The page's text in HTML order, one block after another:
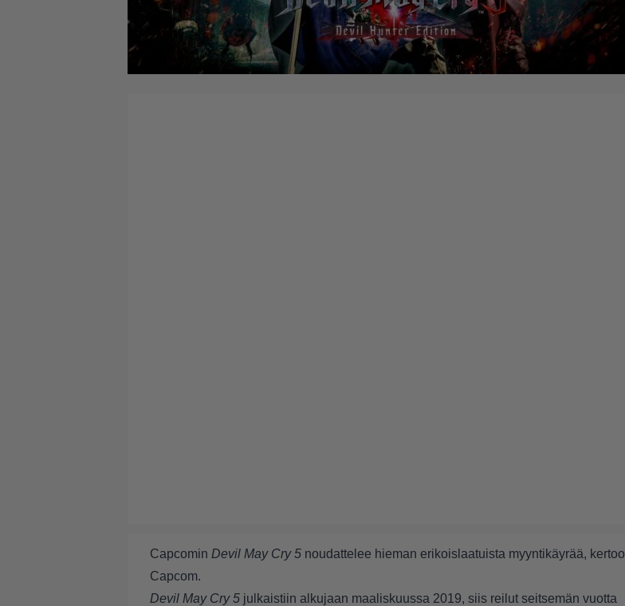
Capcomin Devil May Cry 5 noudattelee hieman erikoislaatuista myyntikäyrää, kertoo
Capcom.
Devil May Cry 5 julkaistiin alkujaan maaliskuussa 2019, siis reilut seitsemän vuotta